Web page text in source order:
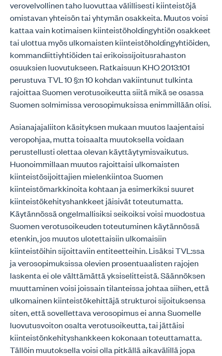
verovelvollinen taho luovuttaa välillisesti kiinteistöjä
omistavan yhteisön tai yhtymän osakkeita. Muutos voisi
kattaa vain kotimaisen kiinteistöholdingyhtiön osakkeet
tai ulottua myös ulkomaisten kiinteistöholdingyhtiöiden,
kommandiittiyhtiöiden tai erikoissijoitusrahaston
osuuksien luovutukseen. Ratkaisuun KHO 2013:101
perustuva TVL 10 §:n 10 kohdan vakiintunut tulkinta
rajoittaa Suomen verotusoikeutta siitä mikä se osassa
Suomen solmimissa verosopimuksissa enimmillään olisi.
Asianajajaliiton käsityksen mukaan muutos laajentaisi
veropohjaa, mutta toisaalta muutoksella voidaan
perustellusti olettaa olevan käyttäytymisvaikutus.
Huonoimmillaan muutos rajoittaisi ulkomaisten
kiinteistösijoittajien mielenkiintoa Suomen
kiinteistömarkkinoita kohtaan ja esimerkiksi suuret
kiinteistökehityshankkeet jäisivät toteutumatta.
Käytännössä ongelmallisiksi seikoiksi voisi muodostua
Suomen verotusoikeuden toteutuminen käytännössä
etenkin, jos muutos ulotettaisiin ulkomaisiin
kiinteistöihin sijoittaviin entiteetteihin. Lisäksi TVL:ssa
ja verosopimuksissa olevien prosentuaalisten rajojen
laskenta ei ole välttämättä yksiselitteistä. Säännöksen
muuttaminen voisi joissain tilanteissa johtaa siihen, että
ulkomainen kiinteistökehittäjä strukturoi sijoituksensa
siten, että sovellettava verosopimus ei anna Suomelle
luovutusvoiton osalta verotusoikeutta, tai jättäisi
kiinteistönkehityshankkeen kokonaan toteuttamatta.
Tällöin muutoksella voisi olla pitkällä aikavälillä jopa